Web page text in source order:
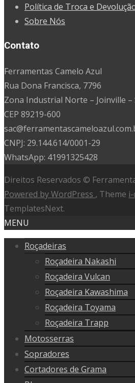
Política de Troca e
Sobre Nós
Contato
Ferramentas Camelo Azul
Rua Dona Francisca, 7796
Zona Industrial Norte – Joinville –
CEP 89219-600
CNPJ: 29.144.614/0001-29
WhatsApp: 41991325428
Direitos Reservados ©
Powered by WordPress , Theme
TemplatesNext.
MENU
Roçadeiras
Roçadeira Nakashi
Roçadeira Vulcan
Roçadeira Kawashima
Roçadeira Toyama
Roçadeira Trapp
Motosserras
Sopradores
Cortadores de Grama